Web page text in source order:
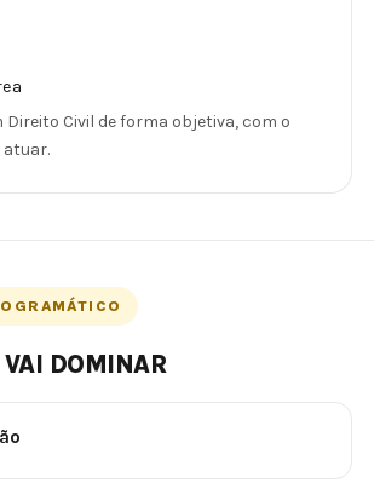
Direito Civil de forma objetiva, com o
atuar.
VAI DOMINAR